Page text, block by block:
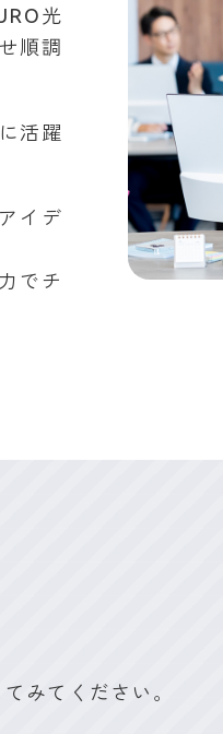
光
順調
活躍
イデ
でチ
みてください。